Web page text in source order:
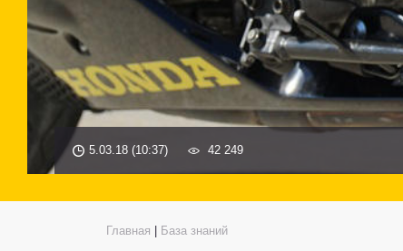
5.03.18 (10:37) 42 249
Главная База знаний